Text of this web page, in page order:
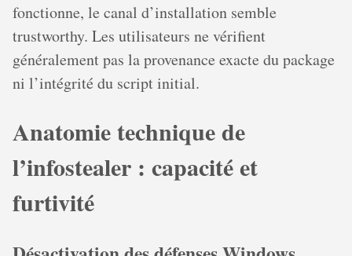
fonctionne, le canal d’installation semble
trustworthy. Les utilisateurs ne vérifient
généralement pas la provenance exacte du package
ni l’intégrité du script initial.
Anatomie technique de
l’infostealer : capacité et
furtivité